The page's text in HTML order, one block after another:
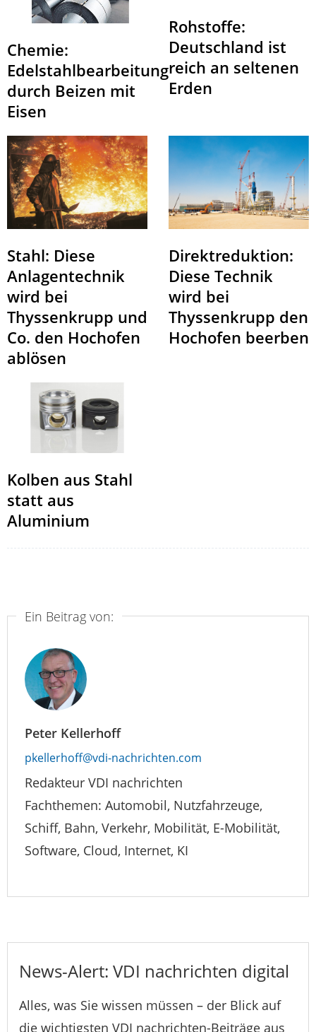
Chemie:
Edelstahlbearbeitung
durch Beizen mit
Eisen
Rohstoffe:
Deutschland ist
reich an seltenen
Erden
Stahl: Diese
Anlagentechnik
wird bei
Thyssenkrupp und
Co. den Hochofen
ablösen
Direktreduktion:
Diese Technik
wird bei
Thyssenkrupp den
Hochofen beerben
Kolben aus Stahl
statt aus
Aluminium
Ein Beitrag von:
Peter Kellerhoff
pkellerhoff@vdi-nachrichten.com
Redakteur VDI nachrichten
Fachthemen: Automobil, Nutzfahrzeuge,
Schiff, Bahn, Verkehr, Mobilität, E-Mobilität,
Software, Cloud, Internet, KI
News-Alert: VDI nachrichten digital
Alles, was Sie wissen müssen – der Blick auf
die wichtigsten VDI nachrichten-Beiträge aus